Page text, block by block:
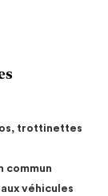
trottinettes
commun
véhicules